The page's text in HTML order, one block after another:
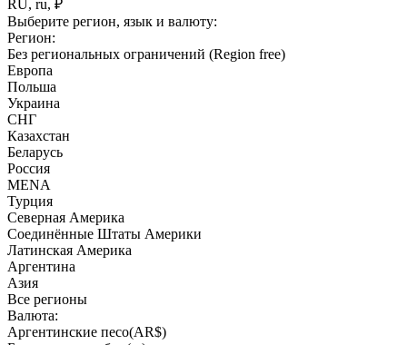
RU, ru, ₽
Выберите регион, язык и валюту:
Регион:
Без региональных ограничений (Region free)
Европа
Польша
Украина
СНГ
Казахстан
Беларусь
Россия
MENA
Турция
Северная Америка
Соединённые Штаты Америки
Латинская Америка
Аргентина
Азия
Все регионы
Валюта:
Аргентинские песо(AR$)